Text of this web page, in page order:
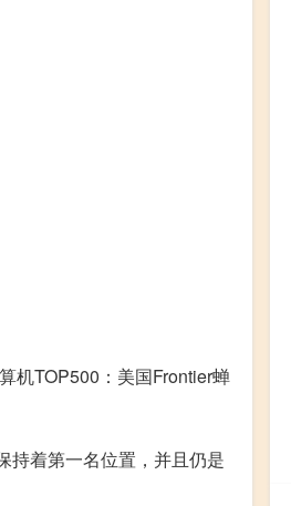
机TOP500：美国Frontier蝉
持着第一名位置，并且仍是